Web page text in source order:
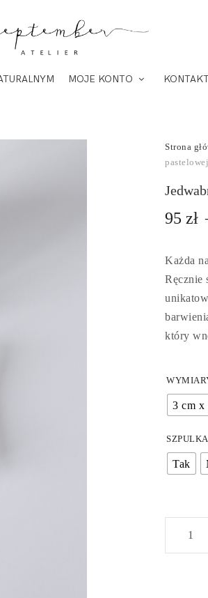
MOJE KONTO
Strona
95 zł
Każda
Ręcznie
który
3 cm x
SZPULKA
Tak